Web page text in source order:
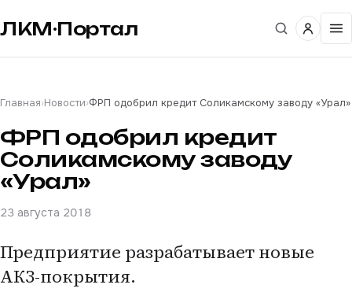
ЛКМ·Портал
Главная›Новости›ФРП одобрил кредит Соликамскому заводу «Урал»
ФРП одобрил кредит
Соликамскому заводу
«Урал»
23 августа 2018
Предприятие разрабатывает новые
АКЗ-покрытия.